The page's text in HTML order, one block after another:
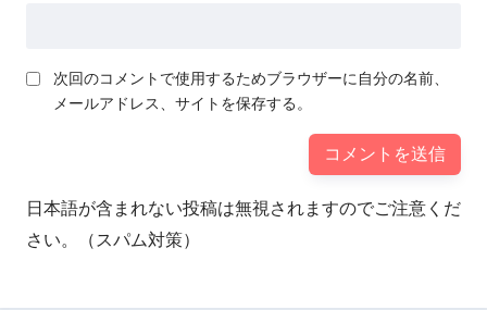
次回のコメントで使用するためブラウザーに自分の名前、
メールアドレス、サイトを保存する。
日本語が含まれない投稿は無視されますのでご注意くだ
さい。（スパム対策）